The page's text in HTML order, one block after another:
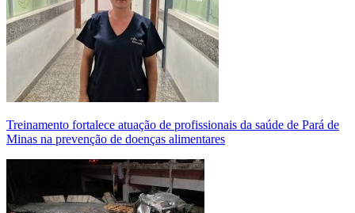
Treinamento fortalece atuação de profissionais da saúde de Pará de
Minas na prevenção de doenças alimentares